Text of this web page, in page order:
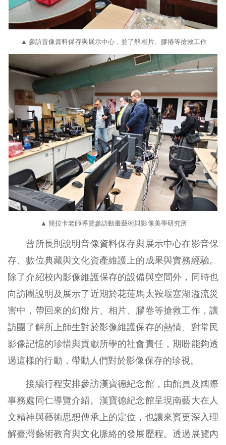
▲ 參訪音像資料保存與展示中心，並了解相片、膠捲等搶救工作
▲ 簡拉卡老師導覽參訪動畫藝術與影像美學研究所
曾所長則說明音像資料保存與展示中心在影音保
存、數位典藏與文化資產維護上的成果與實務經驗。
除了介紹校內影像維護保存的設備與空間外，同時也
向訪團說明及展示了近期於花蓮馬太鞍堰塞湖溢流災
害中，帶回來的幻燈片、相片、膠卷等搶救工作，讓
訪團了解所上師生對於影像維護保存的熱情、對常民
影像記憶的珍惜與貢獻所學的社會責任，期盼能夠透
過這樣的行動，帶動人們對於影像保存的珍視。
接續行程安排參訪漢寶德紀念館，由館員及國際
事務處同仁導覽介紹。漢寶德紀念館呈現南藝大在人
文精神與藝術思想傳承上的定位，也讓來賓更深入理
解臺灣藝術教育與文化脈絡的發展歷程。透過展覽內